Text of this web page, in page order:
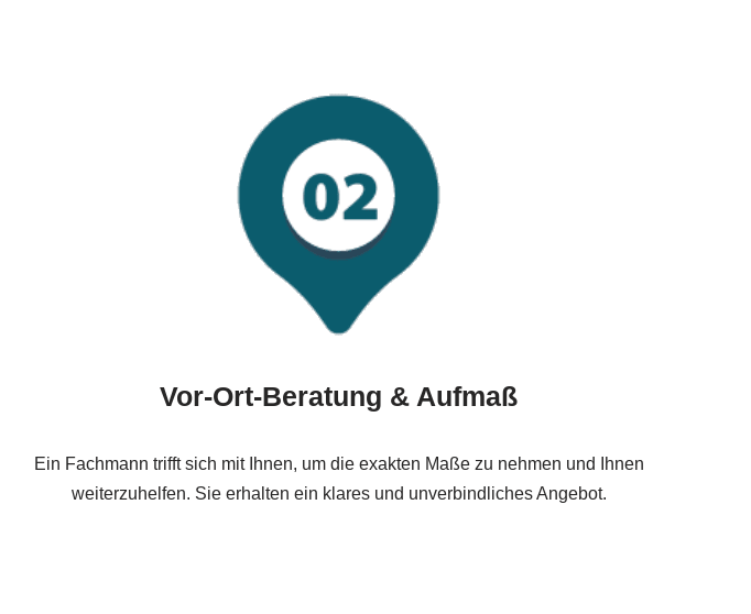
Vor-Ort-Beratung & Aufmaß
Ein Fachmann trifft sich mit Ihnen, um die exakten Maße zu nehmen und Ihnen
weiterzuhelfen. Sie erhalten ein klares und unverbindliches Angebot.